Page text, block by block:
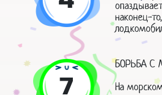
наконец-
7
БОРЬБА С
На